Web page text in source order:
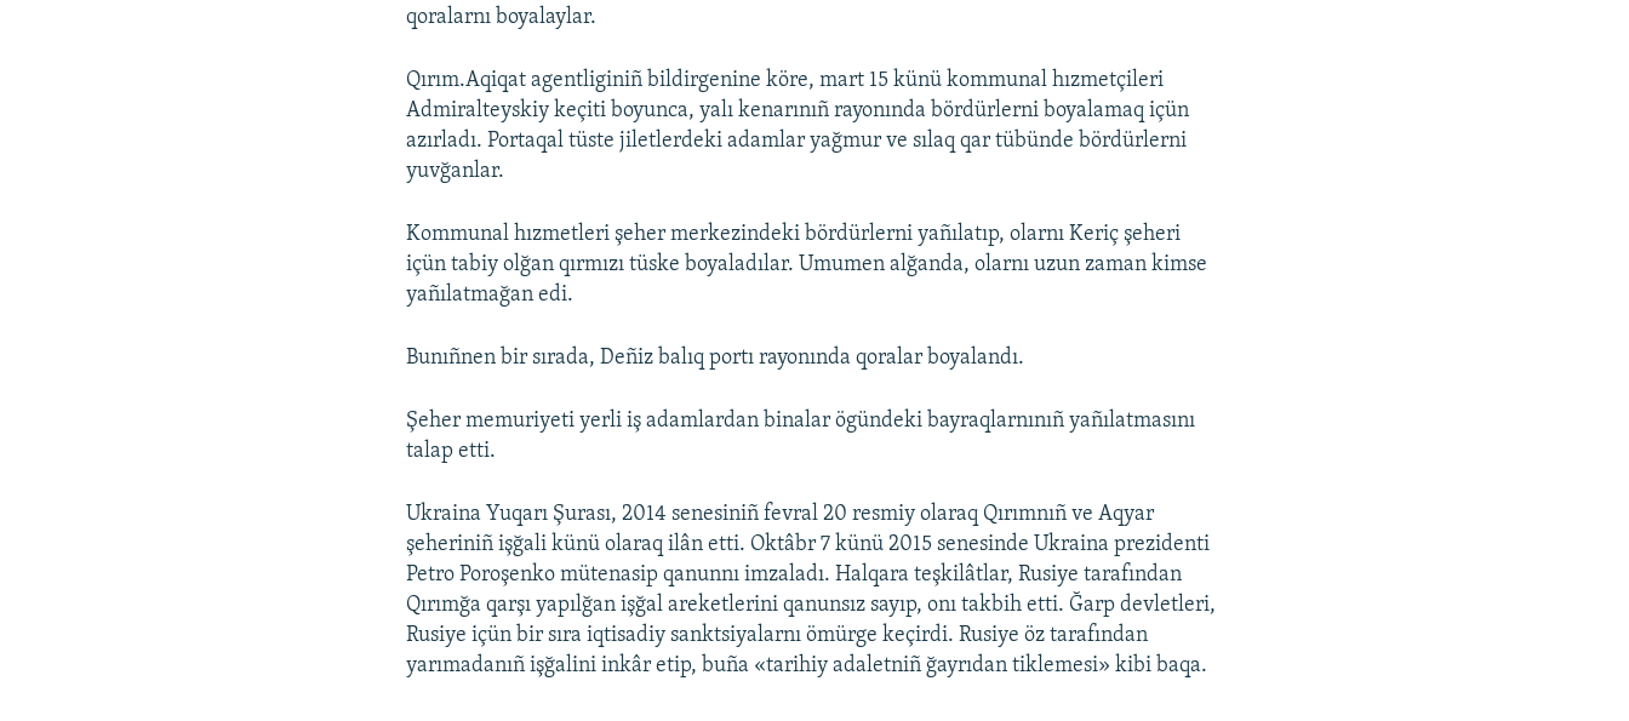
qoralarnı boyalaylar.
Qırım.Aqiqat agentliginiñ bildirgenine köre, mart 15 künü kommunal hızmetçileri
Admiralteyskiy keçiti boyunca, yalı kenarınıñ rayonında bördürlerni boyalamaq içün
azırladı. Portaqal tüste jiletlerdeki adamlar yağmur ve sılaq qar tübünde bördürlerni
yuvğanlar.
Kommunal hızmetleri şeher merkezindeki bördürlerni yañılatıp, olarnı Keriç şeheri
içün tabiy olğan qırmızı tüske boyaladılar. Umumen alğanda, olarnı uzun zaman kimse
yañılatmağan edi.
Bunıñnen bir sırada, Deñiz balıq portı rayonında qoralar boyalandı.
Şeher memuriyeti yerli iş adamlardan binalar ögündeki bayraqlarnınıñ yañılatmasını
talap etti.
Ukraina Yuqarı Şurası, 2014 senesiniñ fevral 20 resmiy olaraq Qırımnıñ ve Aqyar
şeheriniñ işğali künü olaraq ilân etti. Oktâbr 7 künü 2015 senesinde Ukraina prezidenti
Petro Poroşenko mütenasip qanunnı imzaladı. Halqara teşkilâtlar, Rusiye tarafından
Qırımğa qarşı yapılğan işğal areketlerini qanunsız sayıp, onı takbih etti. Ğarp devletleri,
Rusiye içün bir sıra iqtisadiy sanktsiyalarnı ömürge keçirdi. Rusiye öz tarafından
yarımadanıñ işğalini inkâr etip, buña «tarihiy adaletniñ ğayrıdan tiklemesi» kibi baqa.